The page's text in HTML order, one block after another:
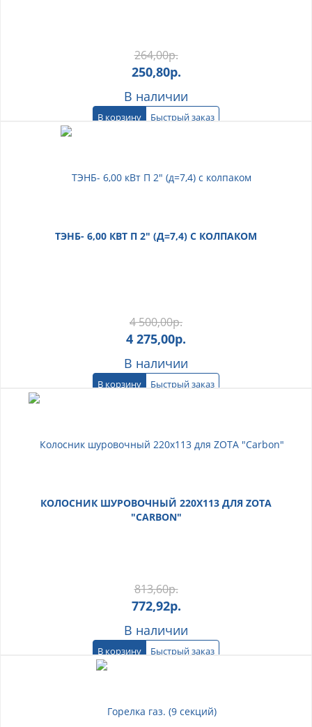
264,00р.
250,80р.
В наличии
В корзину Быстрый заказ
ТЭНБ- 6,00 КВТ П 2" (Д=7,4) С КОЛПАКОМ
4 500,00р.
4 275,00р.
В наличии
В корзину Быстрый заказ
КОЛОСНИК ШУРОВОЧНЫЙ 220Х113 ДЛЯ ZOTA
"CARBON"
813,60р.
772,92р.
В наличии
В корзину Быстрый заказ